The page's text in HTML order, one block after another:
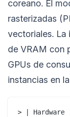
coreano. El
rasterizadas
vectoriales. La
de VRAM con
GPUs de
instancias en
> |